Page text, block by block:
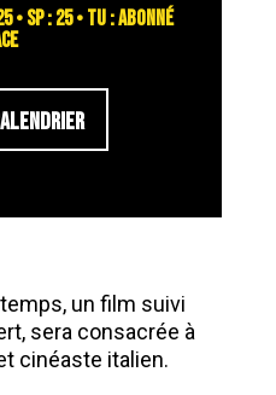
• SP : 25 • TU : abonné
un film suivi
sera consacrée à
cinéaste italien.